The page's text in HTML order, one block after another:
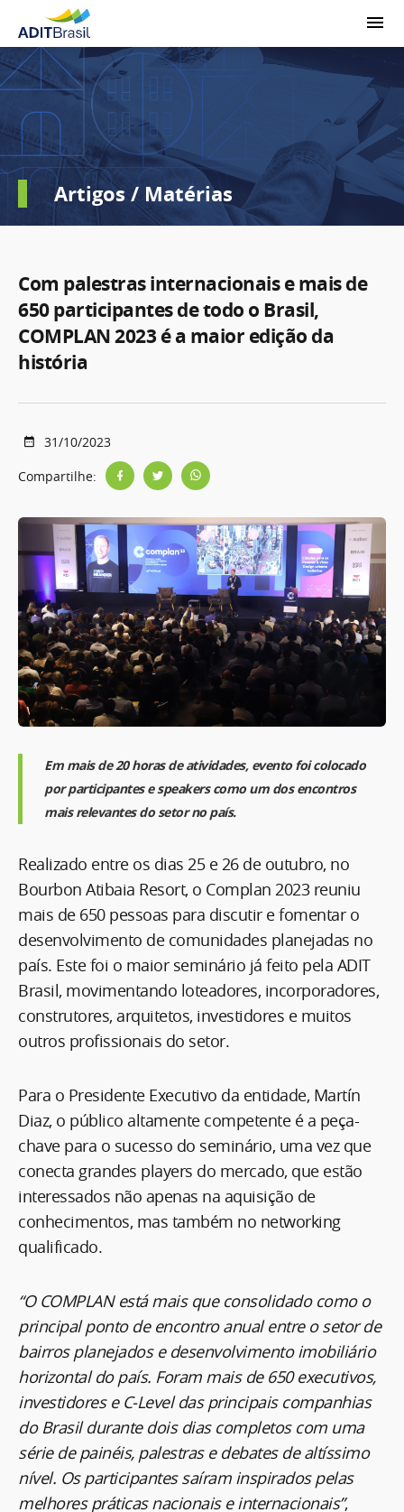
Artigos / Matérias
Com palestras internacionais e mais de
650 participantes de todo o Brasil,
COMPLAN 2023 é a maior edição da
história
31/10/2023
Compartilhe:
Em mais de 20 horas de atividades, evento foi colocado
por participantes e speakers como um dos encontros
mais relevantes do setor no país.
Realizado entre os dias 25 e 26 de outubro, no
Bourbon Atibaia Resort, o Complan 2023 reuniu
mais de 650 pessoas para discutir e fomentar o
desenvolvimento de comunidades planejadas no
país. Este foi o maior seminário já feito pela ADIT
Brasil, movimentando loteadores, incorporadores,
construtores, arquitetos, investidores e muitos
outros profissionais do setor.
Para o Presidente Executivo da entidade, Martín
Diaz, o público altamente competente é a peça-
chave para o sucesso do seminário, uma vez que
conecta grandes players do mercado, que estão
interessados não apenas na aquisição de
conhecimentos, mas também no networking
qualificado.
“O COMPLAN está mais que consolidado como o
principal ponto de encontro anual entre o setor de
bairros planejados e desenvolvimento imobiliário
horizontal do país. Foram mais de 650 executivos,
investidores e C-Level das principais companhias
do Brasil durante dois dias completos com uma
série de painéis, palestras e debates de altíssimo
nível. Os participantes saíram inspirados pelas
melhores práticas nacionais e internacionais”,